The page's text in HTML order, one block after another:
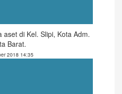
di Kel. Slipi, Kota Adm.
Barat.
2018 14:35